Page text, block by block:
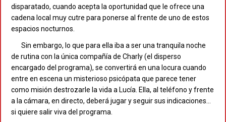
disparatado, cuando acepta la oportunidad que le ofrece una
cadena local muy cutre para ponerse al frente de uno de estos
espacios nocturnos.
Sin embargo, lo que para ella iba a ser una tranquila noche
de rutina con la única compañía de Charly (el disperso
encargado del programa), se convertirá en una locura cuando
entre en escena un misterioso psicópata que parece tener
como misión destrozarle la vida a Lucía. Ella, al teléfono y frente
a la cámara, en directo, deberá jugar y seguir sus indicaciones…
si quiere salir viva del programa.